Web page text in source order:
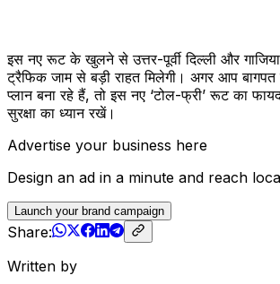
इस नए रूट के खुलने से उत्तर-पूर्वी दिल्ली और
ट्रैफिक जाम से बड़ी राहत मिलेगी। अगर आप
प्लान बना रहे हैं, तो इस नए ‘टोल-फ्री’ रूट का
सुरक्षा का ध्यान रखें।
Advertise your business here
Design an ad in a minute and reach
Launch your brand campaign
Share:
Written by